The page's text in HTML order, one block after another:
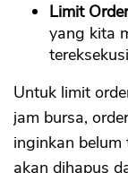
Limit Order
yang kita
Untuk limit
jam bursa,
inginkan belum
akan dihapus